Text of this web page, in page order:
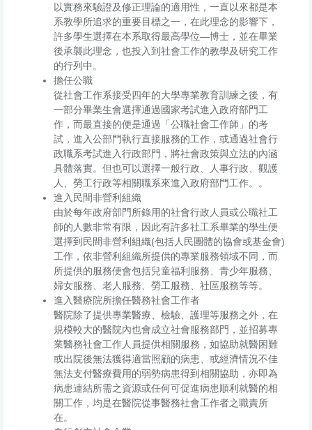
以實務來驗證及修正理論的適用性，一直以來都是本
系教學所追求的重要目標之一，在此理念的影響下，
許多學生選擇在本系取得最高學位—博士，並在畢業
後承襲此理念，也投入到社會工作的教學及研究工作
的行列中。
擔任公職
從社會工作系接受四年的大學專業教育訓練之後，有
一部分畢業生會選擇通過國家考試進入政府部門工
作，而最直接的便是通過「公職社會工作師」的考
試，進入公部門執行直接服務的工作，或通過社會行
政職系考試進入行政部門，將社會政策與立法的內涵
具體落實。但也可以選擇一般行政、人事行政、觀護
人、勞工行政等相關職系來進入政府部門工作。。
進入民間非營利組織
由於每年政府部門所錄用的社會行政人員或公職社工
師的人數非常有限，因此有許多社工系畢業的學生便
選擇到民間非營利組織(包括人民團體的協會或基金會)
工作，依非營利組織所提供的專業服務領域不同，而
所提供的服務便會包括兒童福利服務、青少年服務、
婦女服務、老人服務、勞工服務、社區服務等等。
進入醫療院所擔任醫務社會工作者
醫院除了提供專業醫療、檢驗、護理等服務之外，在
規模較大的醫院內也會成立社會服務部門，並招募專
業醫務社會工作人員提供相關服務，如協助就醫困難
或出院後無法獲得適當照顧的病患、或經濟情況不佳
無法支付醫療費用的弱勢病患得到相關協助，亦即為
病患連結所需之資源或任何可促進病患順利就醫的相
關工作，均是在醫院從事醫務社會工作者之職責所
在。